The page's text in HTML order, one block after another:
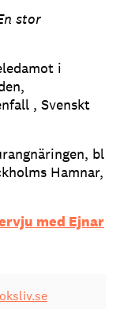
stor
i
, Svenskt
bl
Hamnar,
med Ejnar